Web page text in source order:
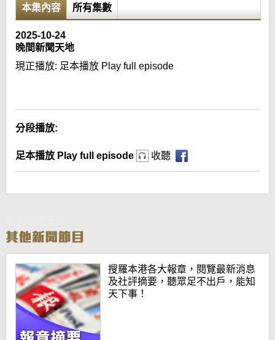
本集內容 所有集數
2025-10-24
晚間新聞天地
現正播放: 足本播放 Play full episode
分段播放:
足本播放 Play full episode 收聽
搜羅本港各大報章，閱覽最新消息
及社評摘要，聽眾足不出戶，能知
天下事！